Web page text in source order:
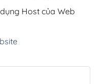
Host của Web